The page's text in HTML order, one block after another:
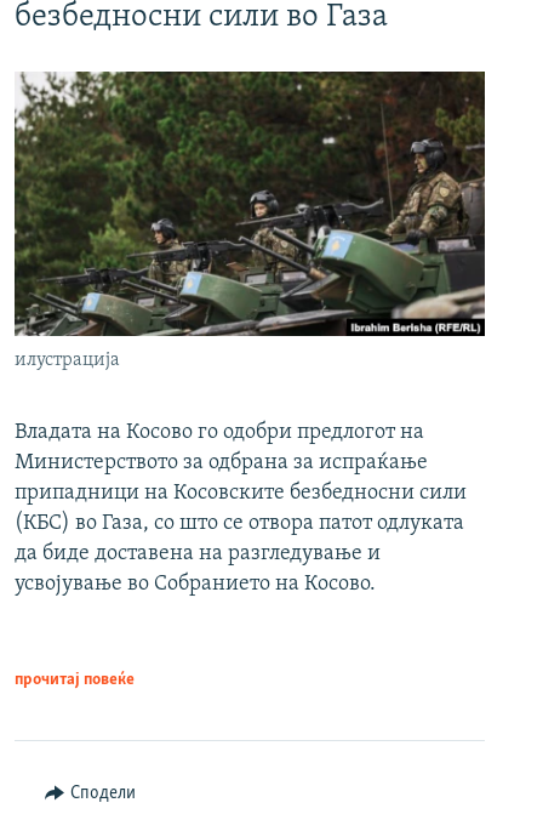
безбедносни сили во Газа
илустрација
Владата на Косово го одобри предлогот на
Министерството за одбрана за испраќање
припадници на Косовските безбедносни сили
(КБС) во Газа, со што се отвора патот одлуката
да биде доставена на разгледување и
усвојување во Собранието на Косово.
прочитај повеќе
Сподели